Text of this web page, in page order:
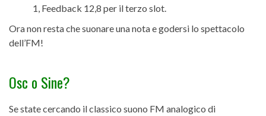
1, Feedback 12,8 per il terzo slot.
Ora non resta che suonare una nota e godersi lo spettacolo
dell’FM!
Osc o Sine?
Se state cercando il classico suono FM analogico di